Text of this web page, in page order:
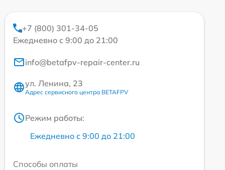
+7 (800) 301-34-05
Ежедневно с 9:00 до 21:00
info@betafpv-repair-center.ru
ул. Ленина, 23
Адрес сервисного центра BETAFPV
Режим работы:
Ежедневно с 9:00 до 21:00
Способы оплаты